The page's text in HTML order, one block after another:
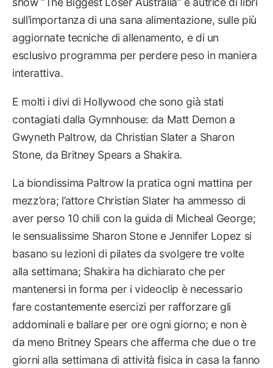
sull’importanza di una sana alimentazione, sulle più
aggiornate tecniche di allenamento, e di un
esclusivo programma per perdere peso in maniera
interattiva.
E molti i divi di Hollywood che sono già stati
contagiati dalla Gymnhouse: da Matt Demon a
Gwyneth Paltrow, da Christian Slater a Sharon
Stone, da Britney Spears a Shakira.
La biondissima Paltrow la pratica ogni mattina per
mezz’ora; l’attore Christian Slater ha ammesso di
aver perso 10 chili con la guida di Micheal George;
le sensualissime Sharon Stone e Jennifer Lopez si
basano su lezioni di pilates da svolgere tre volte
alla settimana; Shakira ha dichiarato che per
mantenersi in forma per i videoclip è necessario
fare costantemente esercizi per rafforzare gli
addominali e ballare per ore ogni giorno; e non è
da meno Britney Spears che afferma che due o tre
giorni alla settimana di attività fisica in casa la fanno